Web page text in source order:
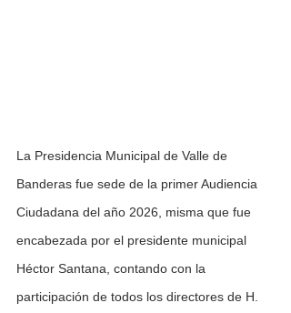
La Presidencia Municipal de Valle de
Banderas fue sede de la primer Audiencia
Ciudadana del año 2026, misma que fue
encabezada por el presidente municipal
Héctor Santana, contando con la
participación de todos los directores de H.